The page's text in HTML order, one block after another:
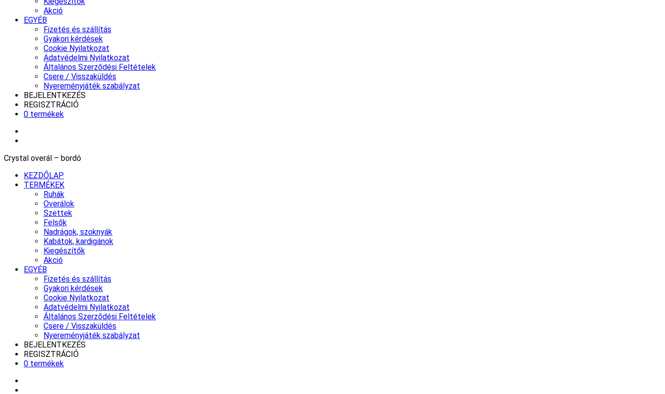
Akció
EGYÉB
Fizetés és szállítás
Gyakori kérdések
Cookie Nyilatkozat
Adatvédelmi Nyilatkozat
Általános Szerződési Feltételek
Csere / Visszaküldés
Nyereményjáték szabályzat
BEJELENTKEZÉS
REGISZTRÁCIÓ
0 termékek
Crystal overál – bordó
KEZDŐLAP
TERMÉKEK
Ruhák
Overálok
Szettek
Felsők
Nadrágok, szoknyák
Kabátok, kardigánok
Kiegészítők
Akció
EGYÉB
Fizetés és szállítás
Gyakori kérdések
Cookie Nyilatkozat
Adatvédelmi Nyilatkozat
Általános Szerződési Feltételek
Csere / Visszaküldés
Nyereményjáték szabályzat
BEJELENTKEZÉS
REGISZTRÁCIÓ
0 termékek